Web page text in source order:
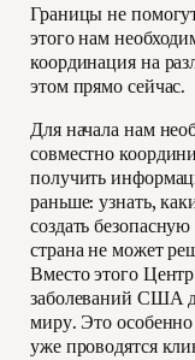
Границы не
этого нам
координация на
этом прямо сейчас.
Для начала нам
совместно
получить
раньше: узнать,
создать
страна не может
Вместо этого
заболеваний США
миру. Это
уже проводятся